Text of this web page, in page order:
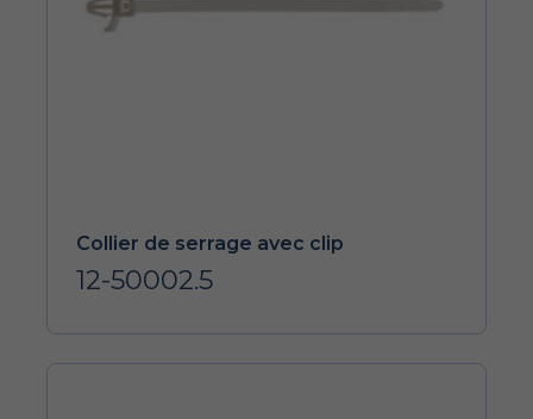
Collier de serrage avec clip
12-50002.5